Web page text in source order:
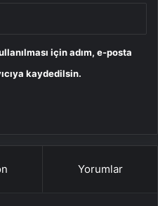
için adım, e-posta
kaydedilsin.
Yorumlar